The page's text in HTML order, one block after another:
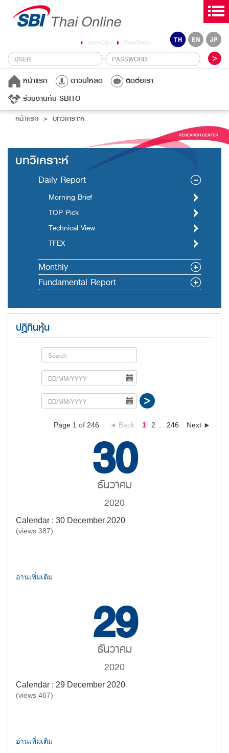
ลงทะเบียน ลืมรหัสผ่าน
หน้าแรก ดาวน์โหลด
ติดต่อเรา
ร่วมงานกับ SBITO
หน้าแรก บทวิเคราะห์
บทวิเคราะห์
Daily Report
Morning Brief
TOP Pick
Technical View
TFEX
Monthly
Fundamental Report
ปฎิทินหุ้น
◄ Back 1 2 246 Next ►
Page 1 of 24630
ธันวาคม
2020
Calendar : 30 December 2020
(views 387)
อ่านเพิ่มเติม
29
ธันวาคม
2020
Calendar : 29 December 2020
(views 467)
อ่านเพิ่มเติม